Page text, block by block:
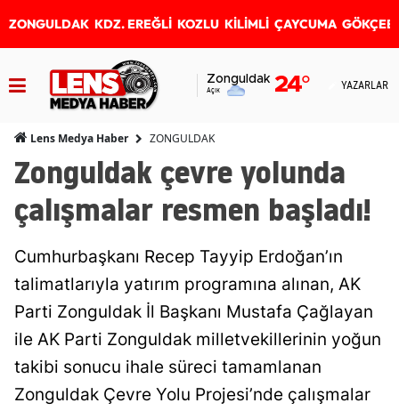
ZONGULDAK KDZ. EREĞLİ KOZLU KİLİMLİ ÇAYCUMA
Zonguldak
Açık 24° YAZARLAR
Lens Medya Haber ZONGULDAK
Zonguldak çevre yolunda
çalışmalar resmen başladı!
Cumhurbaşkanı Recep Tayyip Erdoğan’ın
talimatlarıyla yatırım programına alınan, AK
Parti Zonguldak İl Başkanı Mustafa Çağlayan
ile AK Parti Zonguldak milletvekillerinin yoğun
takibi sonucu ihale süreci tamamlanan
Zonguldak Çevre Yolu Projesi’nde çalışmalar